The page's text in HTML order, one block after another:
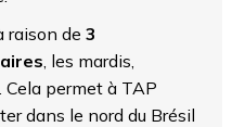
raison de 3
, les mardis,
permet à TAP
dans le nord du Brésil